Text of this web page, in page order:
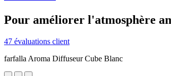
Pour améliorer l'atmosphère
47 évaluations client
farfalla Aroma Diffuseur Cube Blanc